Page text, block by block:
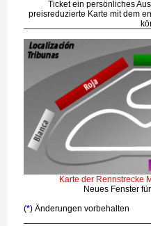
Ticket ein persönliches
preisreduzierte Karte mit dem
Karte der Rennstrecke
Neues Fenster
(*) Änderungen vorbehalten